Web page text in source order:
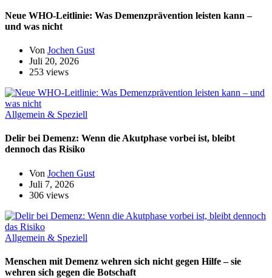
Neue WHO-Leitlinie: Was Demenzprävention leisten kann –
und was nicht
Von Jochen Gust
Juli 20, 2026
253 views
Allgemein & Speziell
Delir bei Demenz: Wenn die Akutphase vorbei ist, bleibt
dennoch das Risiko
Von Jochen Gust
Juli 7, 2026
306 views
Allgemein & Speziell
Menschen mit Demenz wehren sich nicht gegen Hilfe – sie
wehren sich gegen die Botschaft